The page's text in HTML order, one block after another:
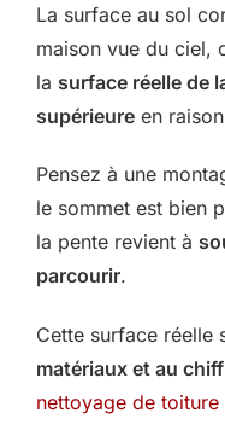
La surface au sol
maison vue du ciel,
la surface réelle de
supérieure en
Pensez à une
le sommet est bien
la pente revient à
parcourir.
Cette surface réelle
matériaux et au
nettoyage de toiture